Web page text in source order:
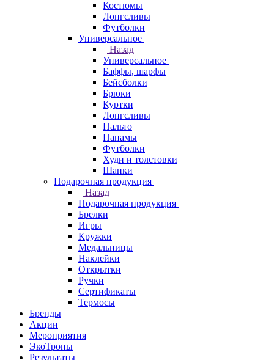
Костюмы
Лонгсливы
Футболки
Универсальное
Назад
Универсальное
Баффы, шарфы
Бейсболки
Брюки
Куртки
Лонгсливы
Пальто
Панамы
Футболки
Худи и толстовки
Шапки
Подарочная продукция
Назад
Подарочная продукция
Брелки
Игры
Кружки
Медальницы
Наклейки
Открытки
Ручки
Сертификаты
Термосы
Бренды
Акции
Мероприятия
ЭкоТропы
Результаты